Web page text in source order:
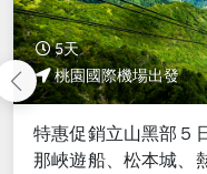
5天
桃園國際機場出發
特惠促銷立山黑部５
那峽遊船、松本城、